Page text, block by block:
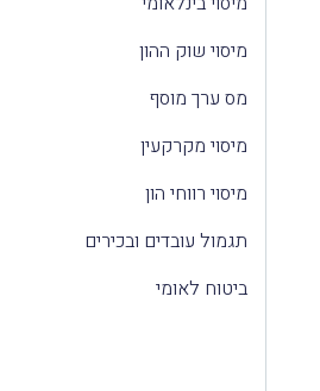
מיסוי שוק ההון
מס ערך מוסף
מיסוי מקרקעין
מיסוי רווחי הון
תגמול עובדים ובכירים
ביטוח לאומי